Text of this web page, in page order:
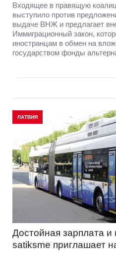
Входящее в правящую
выступило против
выдаче ВНЖ и предлагает
Иммиграционный закон,
иностранцам в обмен на
государством фонды
ЛАТВИЯ
Достойная зарплата и
satiksme приглашает